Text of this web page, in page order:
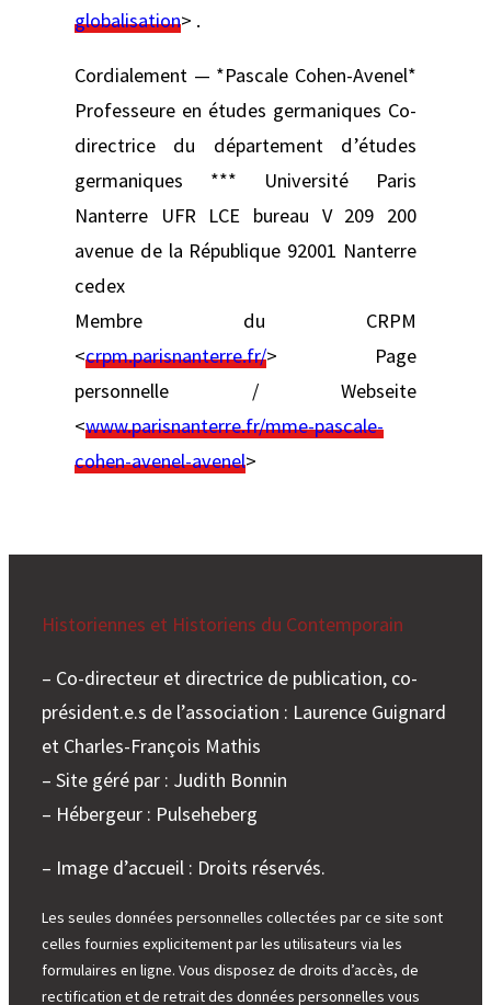
globalisation> .
Cordialement — *Pascale Cohen-Avenel*
Professeure en études germaniques Co-
directrice du département d’études
germaniques *** Université Paris
Nanterre UFR LCE bureau V 209 200
avenue de la République 92001 Nanterre
cedex
Membre du CRPM
<crpm.parisnanterre.fr/> Page
personnelle / Webseite
<www.parisnanterre.fr/mme-pascale-
cohen-avenel-avenel>
Historiennes et Historiens du Contemporain
– Co-directeur et directrice de publication, co-
président.e.s de l’association : Laurence Guignard
et Charles-François Mathis
– Site géré par : Judith Bonnin
– Hébergeur : Pulseheberg
– Image d’accueil : Droits réservés.
Les seules données personnelles collectées par ce site sont
celles fournies explicitement par les utilisateurs via les
formulaires en ligne. Vous disposez de droits d’accès, de
rectification et de retrait des données personnelles vous